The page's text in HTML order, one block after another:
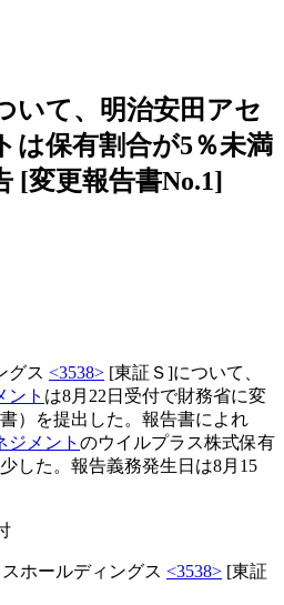
いて、明治安田アセ
は保有割合が5％未満
[変更報告書No.1]
グス <3538> [東証Ｓ]について、
ント は8月22日受付で財務省に変
）を提出した。報告書によれ
ジメント のウイルプラス株式保有
した。報告義務発生日は8月15
ホールディングス <3538> [東証